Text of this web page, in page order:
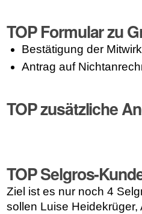
TOP Formular zu
Bestätigung der
Antrag auf
TOP zusätzliche
TOP Selgros-
Ziel ist es nur noch 4
sollen Luise